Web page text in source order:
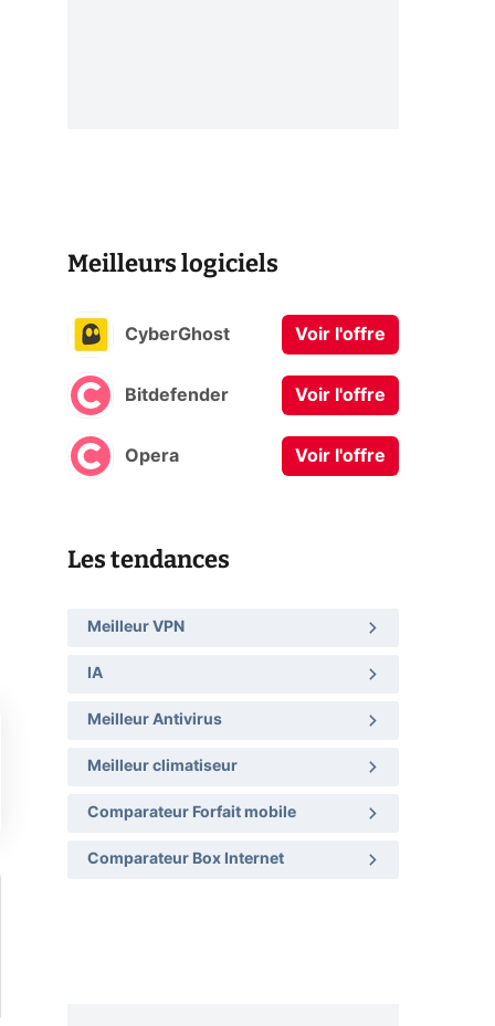
Meilleurs logiciels
CyberGhost Voir l'offre
Bitdefender Voir l'offre
Opera Voir l'offre
Les tendances
Meilleur VPN
IA
Meilleur Antivirus
Meilleur climatiseur
Comparateur Forfait mobile
Comparateur Box Internet